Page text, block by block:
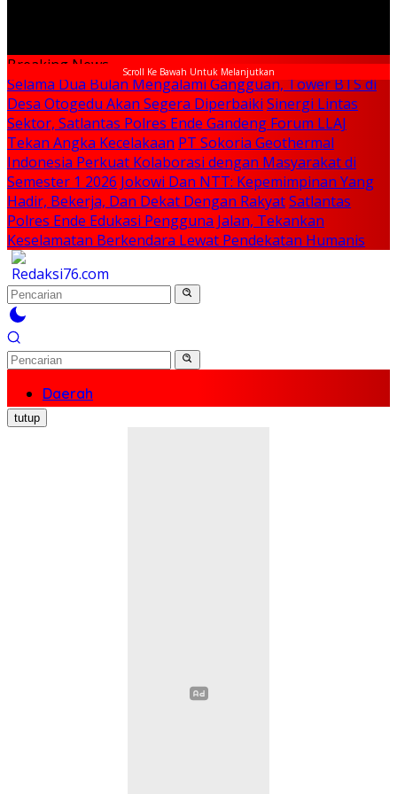
Scroll Ke Bawah Untuk Melanjutkan
Breaking News
Selama Dua Bulan Mengalami Gangguan, Tower BTS di
Desa Otogedu Akan Segera Diperbaiki Sinergi Lintas
Sektor, Satlantas Polres Ende Gandeng Forum LLAJ
Tekan Angka Kecelakaan PT Sokoria Geothermal
Indonesia Perkuat Kolaborasi dengan Masyarakat di
Semester 1 2026 Jokowi Dan NTT: Kepemimpinan Yang
Hadir, Bekerja, Dan Dekat Dengan RakyatSatlantas
Polres Ende Edukasi Pengguna Jalan, Tekankan
Keselamatan Berkendara Lewat Pendekatan Humanis
Daerah
Nasional
Politik
tutup